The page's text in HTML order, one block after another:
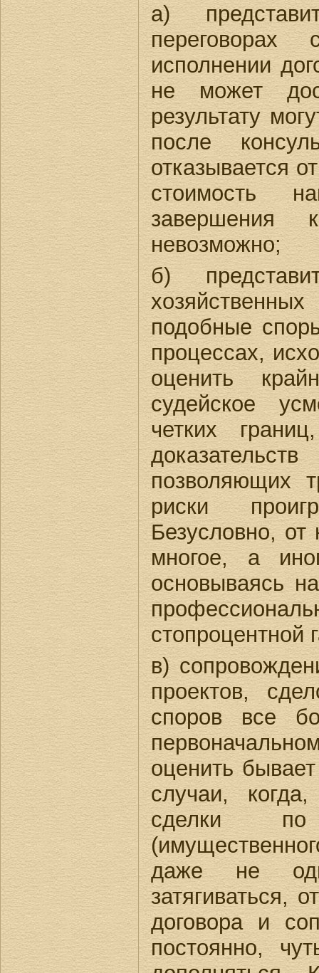
а)
переговорах
исполнении
не может
результату
после
отказывается
стоимость
завершения
невозможно;
б)
подобные
процессах,
оценить
судейское
четких
позволяющих
риски
Безусловно, от
многое, а
основываясь
стопроцентной
в)
проектов,
споров все
оценить
случаи,
сделки по
даже не
затягиваться,
договора и
постоянно,